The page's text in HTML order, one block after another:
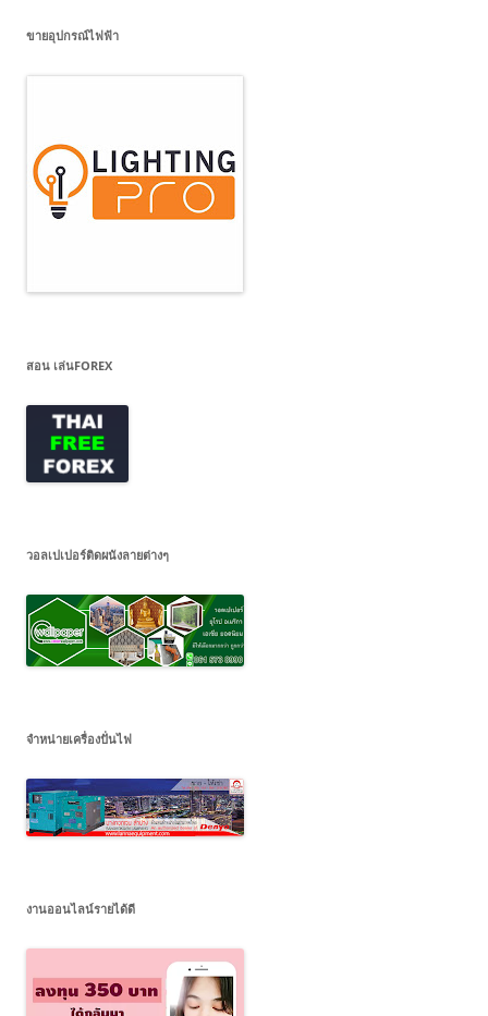
ขายอุปกรณ์ไฟฟ้า
สอน เล่นFOREX
วอลเปเปอร์ติดผนังลายต่างๆ
จำหน่ายเครื่องปั่นไฟ
งานออนไลน์รายได้ดี